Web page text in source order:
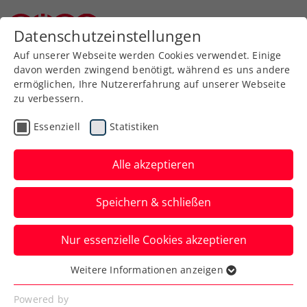
Zurück zur Newsübersicht
ATP
Mensík schlägt bei Red
Bull BassLine auf
Der Tscheche nimmt am 23. Oktober
beim diesjährigen Tiebreak-Event in der
Wiener Stadthalle teil.
Verfasst von: Presseaussendung / Redaktion, 16.06.2026
Datenschutzeinstellungen
Auf unserer Webseite werden Cookies verwendet. Einige
davon werden zwingend benötigt, während es uns andere
ermöglichen, Ihre Nutzererfahrung auf unserer Webseite
zu verbessern.
Essenziell Statistiken
Alle akzeptieren
Speichern & schließen
Nur essenzielle Cookies akzeptieren
Essenziell
Essenzielle Cookies werden für grundlegende
Weitere Informationen anzeigen
Powered by